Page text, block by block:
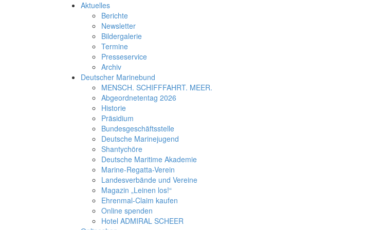
Aktuelles
Berichte
Newsletter
Bildergalerie
Termine
Presseservice
Archiv
Deutscher Marinebund
MENSCH. SCHIFFFAHRT. MEER.
Abgeordnetentag 2026
Historie
Präsidium
Bundesgeschäftsstelle
Deutsche Marinejugend
Shantychöre
Deutsche Maritime Akademie
Marine-Regatta-Verein
Landesverbände und Vereine
Magazin „Leinen los!“
Ehrenmal-Claim kaufen
Online spenden
Hotel ADMIRAL SCHEER